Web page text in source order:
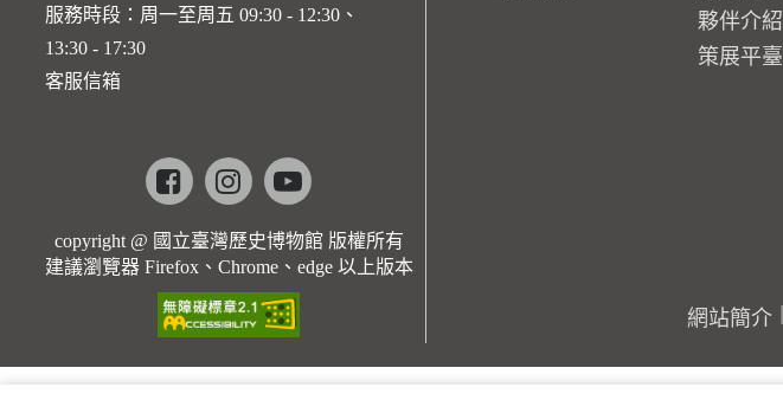
服務時段：周一至周五 09:30 - 12:30、
13:30 - 17:30
客服信箱
Facebookinstagramyoutube
copyright @ 國立臺灣歷史博物館 版權所有
建議瀏覽器 Firefox、Chrome、edge 以上版本
夥伴介紹
策展平臺
網站簡介